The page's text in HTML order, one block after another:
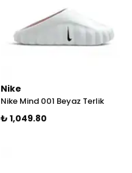
Nike
Nike Mind 001 Beyaz Terlik
₺ 1,049.80